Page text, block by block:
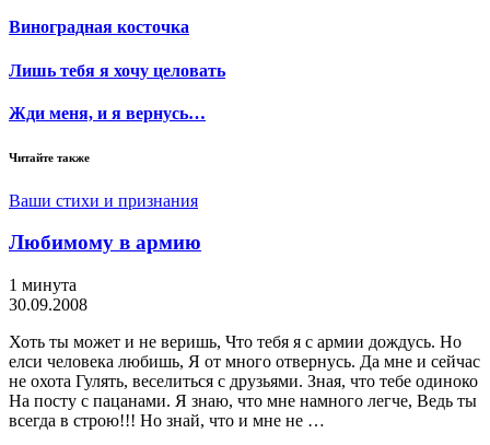
Виноградная косточка
Лишь тебя я хочу целовать
Жди меня, и я вернусь…
Читайте также
Ваши стихи и признания
Любимому в армию
1 минута
30.09.2008
Хоть ты может и не веришь, Что тебя я с армии дождусь. Но
елси человека любишь, Я от много отвернусь. Да мне и сейчас
не охота Гулять, веселиться с друзьями. Зная, что тебе одиноко
На посту с пацанами. Я знаю, что мне намного легче, Ведь ты
всегда в строю!!! Но знай, что и мне не …